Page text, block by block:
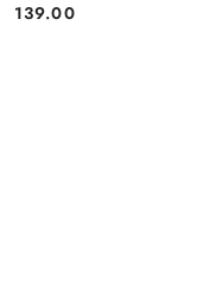
Cena:
139.00